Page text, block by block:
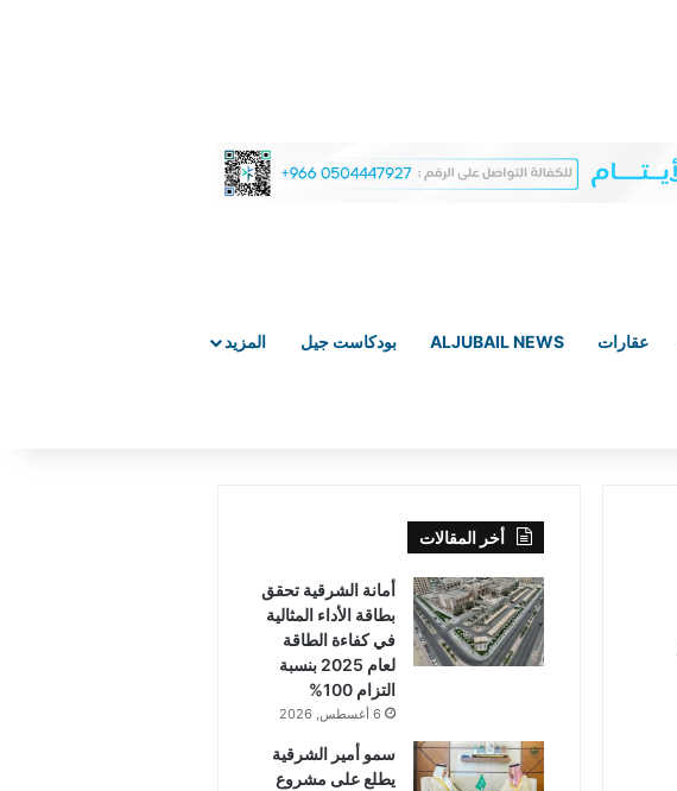
عقارات ALJUBAIL NEWS بودكاست جيل المزيد
أخر المقالات
أمانة الشرقية تحقق
بطاقة الأداء المثالية
في كفاءة الطاقة
لعام 2025 بنسبة
التزام 100%
6 أغسطس, 2026
سمو أمير الشرقية
يطلع على مشروع